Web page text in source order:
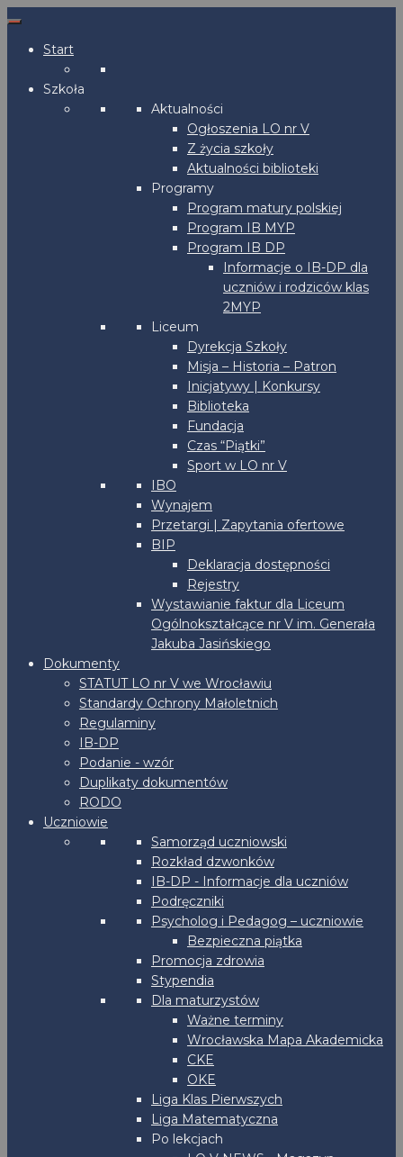
Start
Szkoła
Aktualności
Ogłoszenia LO nr V
Z życia szkoły
Aktualności biblioteki
Programy
Program matury polskiej
Program IB MYP
Program IB DP
Informacje o IB-DP dla
uczniów i rodziców klas
2MYP
Liceum
Dyrekcja Szkoły
Misja – Historia – Patron
Inicjatywy | Konkursy
Biblioteka
Fundacja
Czas “Piątki”
Sport w LO nr V
IBO
Wynajem
Przetargi | Zapytania ofertowe
BIP
Deklaracja dostępności
Rejestry
Wystawianie faktur dla Liceum
Ogólnokształcące nr V im. Generała
Jakuba Jasińskiego
Dokumenty
STATUT LO nr V we Wrocławiu
Standardy Ochrony Małoletnich
Regulaminy
IB-DP
Podanie - wzór
Duplikaty dokumentów
RODO
Uczniowie
Samorząd uczniowski
Rozkład dzwonków
IB-DP - Informacje dla uczniów
Podręczniki
Psycholog i Pedagog – uczniowie
Bezpieczna piątka
Promocja zdrowia
Stypendia
Dla maturzystów
Ważne terminy
Wrocławska Mapa Akademicka
CKE
OKE
Liga Klas Pierwszych
Liga Matematyczna
Po lekcjach